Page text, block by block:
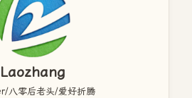
Laozhang
八零后老头/爱好折腾